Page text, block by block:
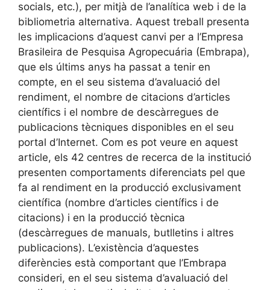
socials, etc.), per mitjà de l’analítica web i de la
bibliometria alternativa. Aquest treball presenta
les implicacions d’aquest canvi per a l’Empresa
Brasileira de Pesquisa Agropecuária (Embrapa),
que els últims anys ha passat a tenir en
compte, en el seu sistema d’avaluació del
rendiment, el nombre de citacions d’articles
científics i el nombre de descàrregues de
publicacions tècniques disponibles en el seu
portal d’Internet. Com es pot veure en aquest
article, els 42 centres de recerca de la institució
presenten comportaments diferenciats pel que
fa al rendiment en la producció exclusivament
científica (nombre d’articles científics i de
citacions) i en la producció tècnica
(descàrregues de manuals, butlletins i altres
publicacions). L’existència d’aquestes
diferències està comportant que l’Embrapa
consideri, en el seu sistema d’avaluació del